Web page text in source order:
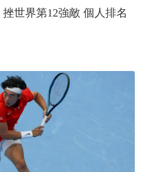
世界第12強敵 個人排名